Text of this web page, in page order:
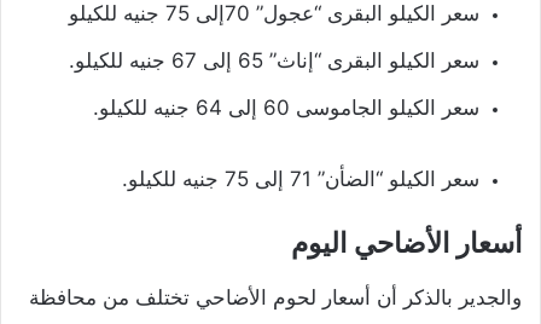
سعر الكيلو البقرى “عجول” 70إلى 75 جنيه للكيلو
سعر الكيلو البقرى “إناث” 65 إلى 67 جنيه للكيلو.
سعر الكيلو الجاموسى 60 إلى 64 جنيه للكيلو.
سعر الكيلو “الضأن” 71 إلى 75 جنيه للكيلو.
أسعار الأضاحي اليوم
والجدير بالذكر أن أسعار لحوم الأضاحي تختلف من محافظة